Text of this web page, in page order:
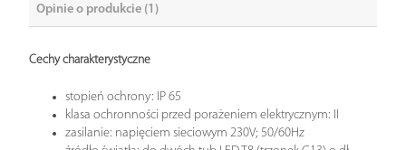
Opinie o produkcie (1)
Cechy charakterystyczne
stopień ochrony: IP 65
klasa ochronności przed porażeniem elektrycznym: II
zasilanie: napięciem sieciowym 230V; 50/60Hz